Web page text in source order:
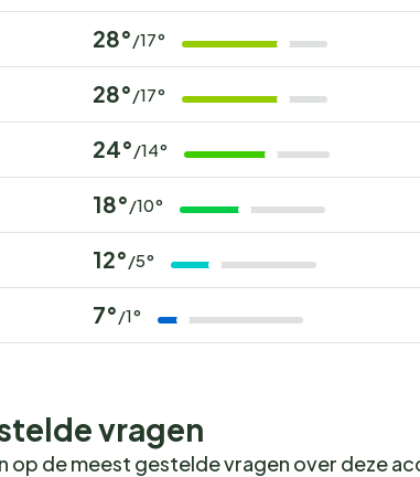
28° /17°
28° /17°
24° /14°
18° /10°
12° /5°
7° /1°
vragen
op de meest gestelde vragen over deze